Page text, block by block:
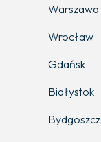
Warszawa
Wrocław
Gdańsk
Białystok
Bydgoszcz